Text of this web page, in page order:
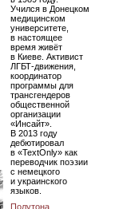
Учился в Донецком
медицинском
университете,
в настоящее
время живёт
в Киеве. Активист
ЛГБТ-движения,
координатор
программы для
трансгендеров
общественной
организации
«Инсайт».
В 2013 году
дебютировал
в «TextOnly» как
переводчик поэзии
с немецкого
и украинского
языков.
Полутона